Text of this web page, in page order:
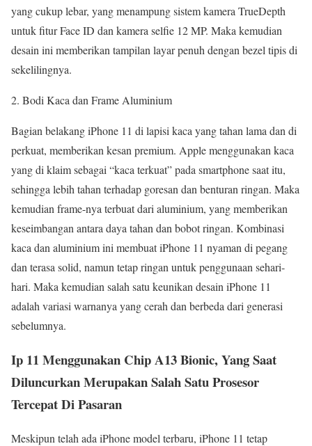
yang cukup lebar, yang menampung sistem kamera TrueDepth
untuk fitur Face ID dan kamera selfie 12 MP. Maka kemudian
desain ini memberikan tampilan layar penuh dengan bezel tipis di
sekelilingnya.
Bodi Kaca dan Frame Aluminium
Bagian belakang iPhone 11 di lapisi kaca yang tahan lama dan di
perkuat, memberikan kesan premium. Apple menggunakan kaca
yang di klaim sebagai “kaca terkuat” pada smartphone saat itu,
sehingga lebih tahan terhadap goresan dan benturan ringan. Maka
kemudian frame-nya terbuat dari aluminium, yang memberikan
keseimbangan antara daya tahan dan bobot ringan. Kombinasi
kaca dan aluminium ini membuat iPhone 11 nyaman di pegang
dan terasa solid, namun tetap ringan untuk penggunaan sehari-
hari. Maka kemudian salah satu keunikan desain iPhone 11
adalah variasi warnanya yang cerah dan berbeda dari generasi
sebelumnya.
Ip 11 Menggunakan Chip A13 Bionic, Yang Saat
Diluncurkan Merupakan Salah Satu Prosesor
Tercepat Di Pasaran
Meskipun telah ada iPhone model terbaru, iPhone 11 tetap